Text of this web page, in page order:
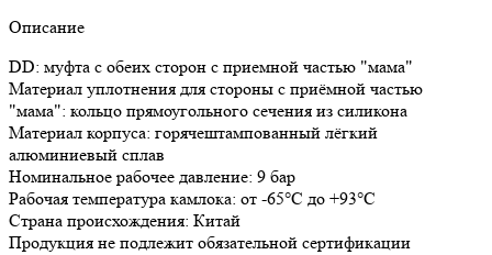
Описание
DD: муфта с обеих сторон с приемной частью "мама"
Материал уплотнения для стороны с приёмной частью
"мама": кольцо прямоугольного сечения из силикона
Материал корпуса: горячештампованный лёгкий
алюминиевый сплав
Номинальное рабочее давление: 9 бар
Рабочая температура камлока: от -65°C до +93°C
Страна происхождения: Китай
Продукция не подлежит обязательной сертификации